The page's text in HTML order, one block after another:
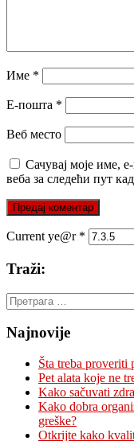
Име *
Е-пошта *
Веб место
Сачувај моје име,
веба за следећи пут
Current ye@r *
Traži:
Претрага
за:
Najnovije
Šta treba proveriti
Pet alata koje ne
Kako sačuvati
Kako dobra
greške?
Otkrijte kako